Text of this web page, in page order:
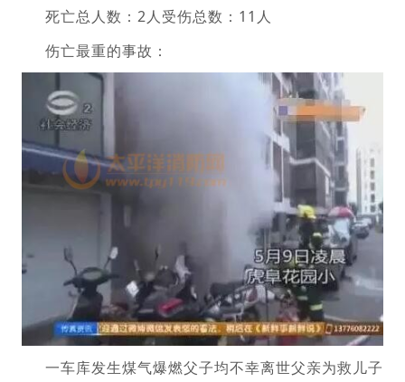
死亡总人数：2人受伤总数：11人
伤亡最重的事故：
一车库发生煤气爆燃父子均不幸离世父亲为救儿子